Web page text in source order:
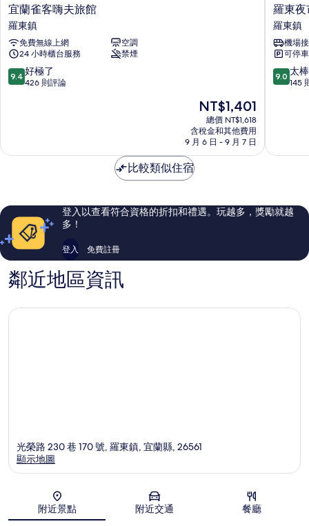
片宜
蘭
雀
客
嗨
夫
旅
宜蘭雀客嗨夫旅館
羅東鎮
免費無線上網
空調
24 小時櫃台服務
禁煙
9.4
分，
極
評
論
9.4 好極了
426 則評論
現
在
價
格
為
NT$1,401
總價 NT$1,618
含稅金和其他費用
9 月 6 日 - 9 月 7 日
羅
東
夜
市‧
幸
福
Yes
羅東夜
羅東鎮
機場
可停車
9.0
分，
棒
評
論
9.0 太
145
比較類似住宿
登入以查看符合資格的折扣和禮遇。玩越多，獎勵就越
多！
登入 免費註冊
鄰近地區資訊
地圖
光榮路 230 巷 170 號, 羅東鎮, 宜蘭縣, 26561
顯示地圖
附近景點 附近交通 餐廳